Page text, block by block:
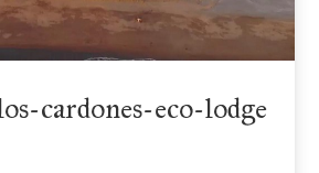
cardones-eco-lodge